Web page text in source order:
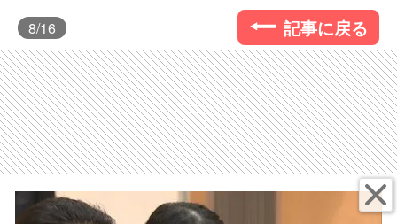
8/16 記事に戻る